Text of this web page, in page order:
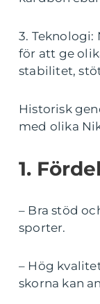
3.
för att ge
stabilitet,
Historisk
med olika
1.
– Bra stöd
sporter.
– Hög
skorna kan